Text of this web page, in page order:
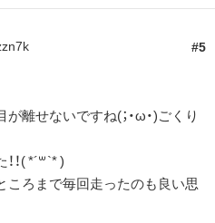
5
離せないですね(；・ω・)ごくり
( *´꒳`* )
ころまで毎回走ったのも良い思